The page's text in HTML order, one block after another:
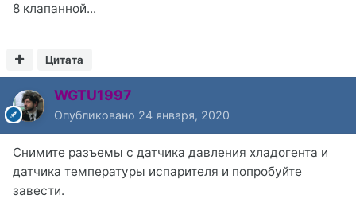
8 клапанной...
Цитата
WGTU1997
Опубликовано 24 января, 2020
Снимите разъемы с датчика давления хладогента и
датчика температуры испарителя и попробуйте
завести.